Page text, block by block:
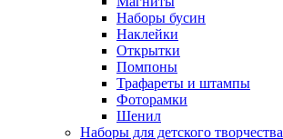
Наборы бусин
Наклейки
Открытки
Помпоны
Трафареты и штампы
Фоторамки
Шенил
Наборы для детского творчества